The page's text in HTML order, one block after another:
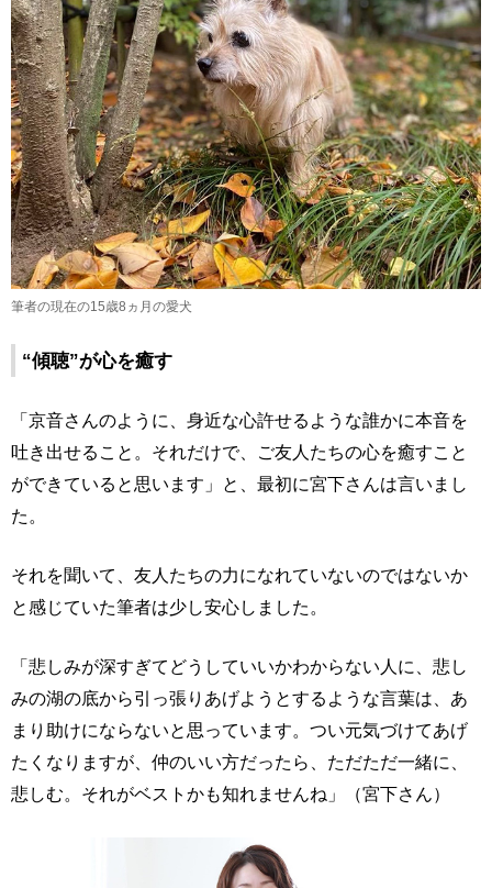
筆者の現在の15歳8ヵ月の愛犬
“傾聴”が心を癒す
「京音さんのように、身近な心許せるような誰かに本音を
吐き出せること。それだけで、ご友人たちの心を癒すこと
ができていると思います」と、最初に宮下さんは言いまし
た。
それを聞いて、友人たちの力になれていないのではないか
と感じていた筆者は少し安心しました。
「悲しみが深すぎてどうしていいかわからない人に、悲し
みの湖の底から引っ張りあげようとするような言葉は、あ
まり助けにならないと思っています。つい元気づけてあげ
たくなりますが、仲のいい方だったら、ただただ一緒に、
悲しむ。それがベストかも知れませんね」（宮下さん）